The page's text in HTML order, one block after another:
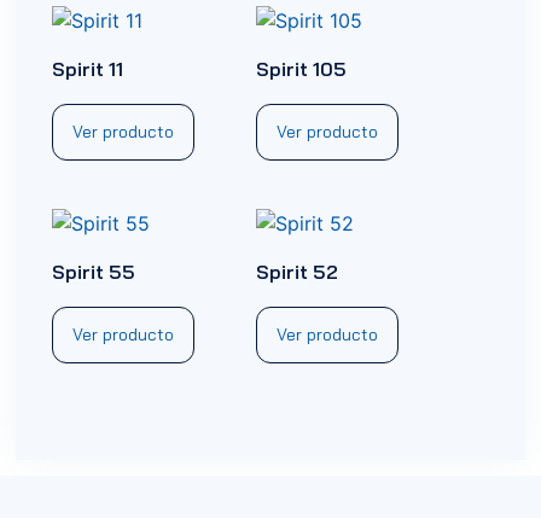
Spirit 11
Ver producto
Spirit 105
Ver producto
Spirit 55
Ver producto
Spirit 52
Ver producto